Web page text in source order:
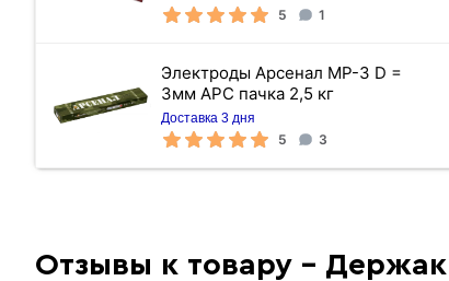
5 1
Электроды Арсенал МР-3 D =
3мм АРС пачка 2,5 кг
Доставка 3 дня
5 3
Отзывы к товару -